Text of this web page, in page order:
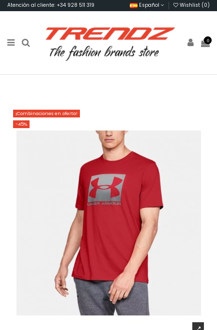
Atención al cliente: +34 928 511 319 Español Wishlist (0)
0
¡Combinaciones en oferta!
-45%